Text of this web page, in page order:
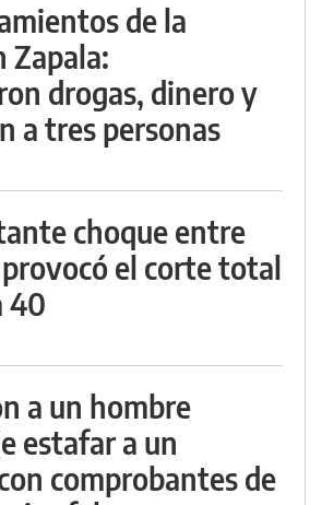
de la
Zapala:
drogas, dinero y
a tres personas
choque entre
el corte total
40
a un hombre
estafar a un
comprobantes de